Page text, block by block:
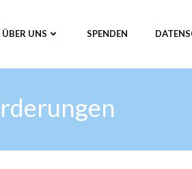
ÜBER UNS SPENDEN